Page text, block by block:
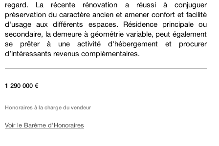
regard. La récente rénovation a réussi à conjuguer
préservation du caractère ancien et amener confort et facilité
d'usage aux différents espaces. Résidence principale ou
secondaire, la demeure à géométrie variable, peut également
se prêter à une activité d'hébergement et procurer
d’intéressants revenus complémentaires.
1 290 000 €
Honoraires à la charge du vendeur
Voir le Barème d'Honoraires